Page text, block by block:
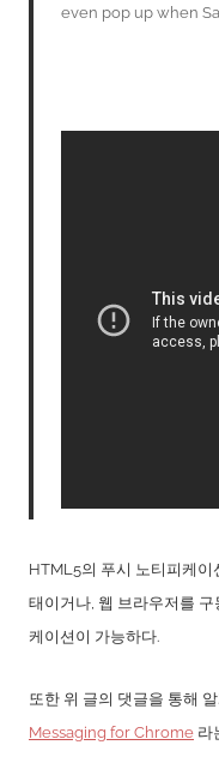
even pop up when
HTML5의 푸시 노티피케
태이거나, 웹 브라우저를
케이션이 가능하다.
또한 위 글의 댓글을 통해
Messaging for Chrome 라